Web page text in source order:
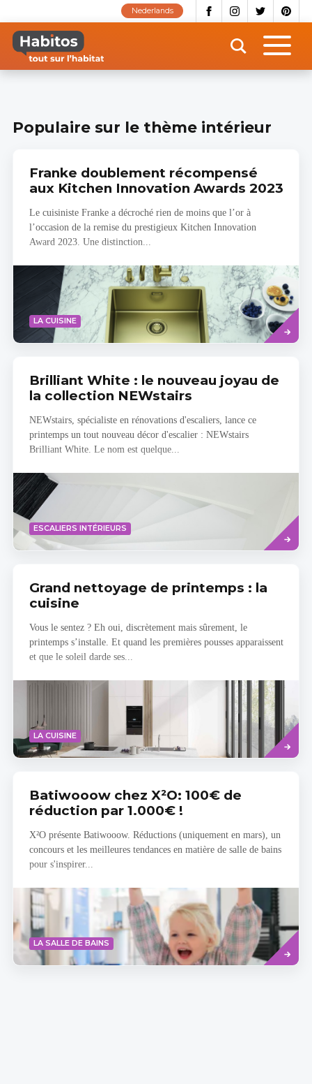
contenu
principal
Nederlands
Populaire sur le thème intérieur
Franke doublement récompensé
aux Kitchen Innovation Awards 2023
Le cuisiniste Franke a décroché rien de moins que l’or à
l’occasion de la remise du prestigieux Kitchen Innovation
Award 2023. Une distinction...
LA CUISINE
Savoir
plus
Brilliant White : le nouveau joyau de
la collection NEWstairs
NEWstairs, spécialiste en rénovations d'escaliers, lance ce
printemps un tout nouveau décor d'escalier : NEWstairs
Brilliant White. Le nom est quelque...
ESCALIERS INTÉRIEURS
Savoir
plus
Grand nettoyage de printemps : la
cuisine
Vous le sentez ? Eh oui, discrètement mais sûrement, le
printemps s’installe. Et quand les premières pousses apparaissent
et que le soleil darde ses...
LA CUISINE
Read
more
Batiwooow chez X²O: 100€ de
réduction par 1.000€ !
X²O présente Batiwooow. Réductions (uniquement en mars), un
concours et les meilleures tendances en matière de salle de bains
pour s'inspirer...
LA SALLE DE BAINS
Savoir
plus